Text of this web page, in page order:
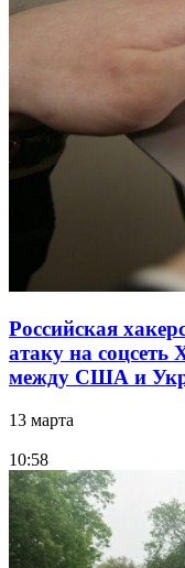
Российская
атаку на соцсеть
между США и
13 марта
10:58